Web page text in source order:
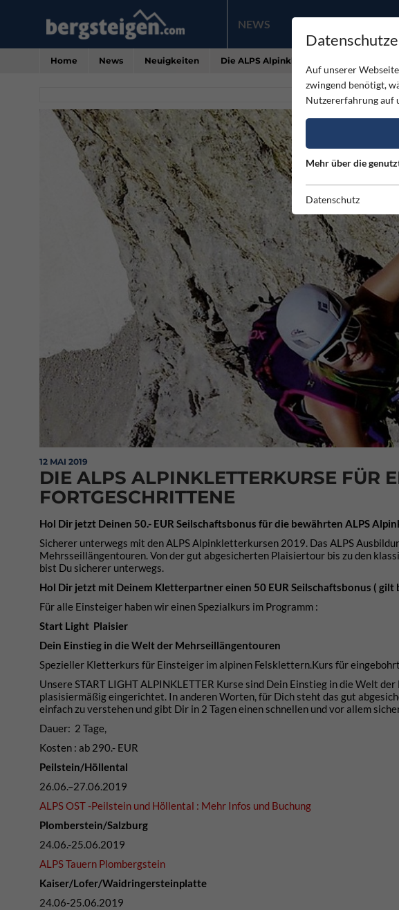
NEWS PRODUKTE
Home News Neuigkeiten Die ALPS Alpinkletterkurse für
12 MAI 2019
DIE ALPS ALPINKLETTERKURSE FÜR
FORTGESCHRITTENE
Hol Dir jetzt Deinen 50.- EUR Seilschaftsbonus für die bewährten ALPS
Sicherer unterwegs mit den ALPS Alpinkletterkursen 2019. Das ALPS
Mehrsseillängentouren. Von der gut abgesicherten Plaisiertour bis zu den
bist Du sicherer unterwegs.
Hol Dir jetzt mit Deinem Kletterpartner einen 50 EUR Seilschaftsbonus (
Für alle Einsteiger haben wir einen Spezialkurs im Programm :
Start Light Plaisier
Dein Einstieg in die Welt der Mehrseillängentouren
Spezieller Kletterkurs für Einsteiger im alpinen Felsklettern.Kurs für
Unsere START LIGHT ALPINKLETTER Kurse sind Dein Einstieg in die Welt
plasisiermäßig eingerichtet. In anderen Worten, für Dich steht das gut
einfach zu verstehen und gibt Dir in 2 Tagen einen schnellen und vor allem
Dauer: 2 Tage,
Kosten : ab 290.- EUR
Peilstein/Höllental
26.06.–27.06.2019
ALPS OST -Peilstein und Höllental : Mehr Infos und Buchung
Plomberstein/Salzburg
24.06.-25.06.2019
ALPS Tauern Plombergstein
Kaiser/Lofer/Waidringersteinplatte
24.06-25.06.2019
Auf unserer
zwingend benötigt,
Nutzererfahrung auf
Mehr über die
Datenschutz